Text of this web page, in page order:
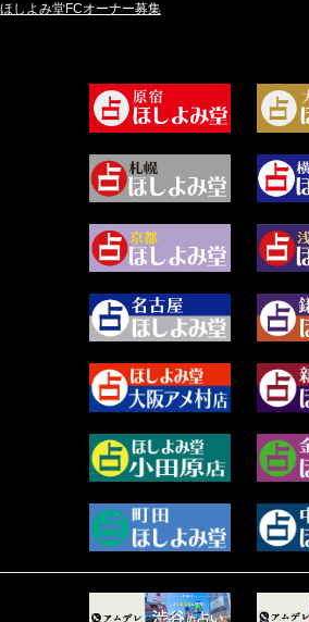
坂宮 鈴果 (82)
尾羽奈美海 (95)
藻那ムール (2)
白丸モカ (180)
水浅葱 旬時 (150)
阿佐霧 峰麿 (37)
源 彩乃 (65)
美月マーシャ (212)
芽百マミム (741)
真巳華 - Mamika - (268)
プラタ 真寿 (165)
紅月Luru (5)
ルーカス伽豆海 (1111)
2024年8月 (45)
2024年5月 (92)
2024年3月 (49)
2024年2月 (40)
2024年1月 (63)
2023年12月 (86)
2023年11月 (67)
2023年10月 (36)
2023年9月 (37)
2023年8月 (46)
2023年7月 (59)
2023年6月 (73)
2023年5月 (67)
2023年4月 (73)
2023年2月 (99)
ほしよみ堂FCオーナー募集